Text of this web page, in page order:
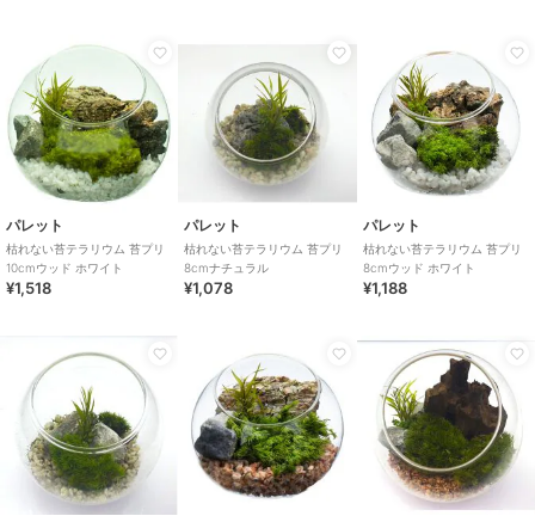
パレット
枯れない苔テラリウム 苔プリ
10cmウッド ホワイト
¥1,518
パレット
枯れない苔テラリウム 苔プリ
8cmナチュラル
¥1,078
パレット
枯れない苔テラリウム 苔プリ
8cmウッド ホワイト
¥1,188